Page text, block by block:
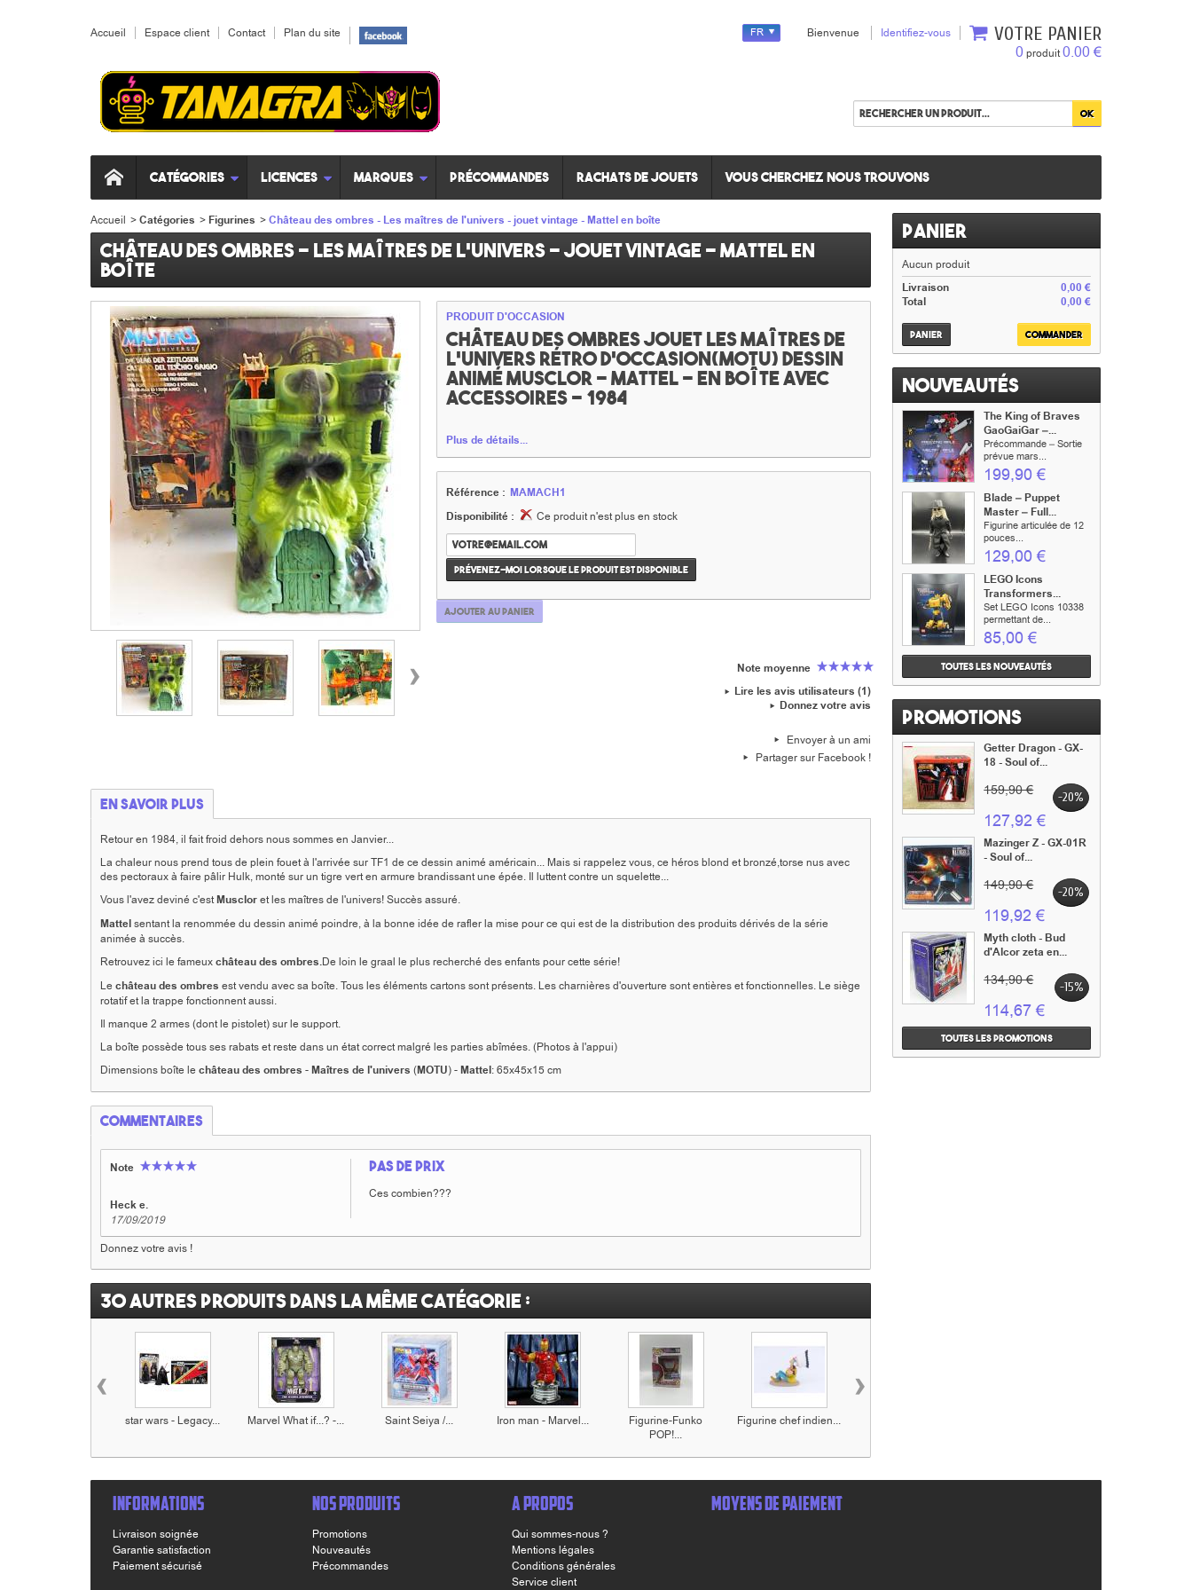
Accueil Espace client Contact Plan du site Bienvenue Identifiez-vous VOTRE PANIER
0 produit0.00 €
FR
Catégories Licences Marques Précommandes Rachats de jouets Vous cherchez nous trouvons
Accueil >Catégories > Figurines >Château des ombres - Les maîtres de l'univers - jouet vintage - Mattel en boîte
Château des ombres - Les maîtres de l'univers - jouet vintage - Mattel en
boîte
›
PRODUIT D'OCCASION
Château des ombres jouet Les maîtres de
l'univers rétro d'occasion(MOTU) dessin
animé Musclor - Mattel - en boîte avec
accessoires - 1984
Plus de détails...
Référence : MAMACH1
Disponibilité :
Ce produit n'est plus en stock
Prévenez-moi lorsque le produit est disponible
Ajouter au panier
Note moyenne
Lire les avis utilisateurs (1)
Donnez votre avis
Envoyer à un ami
Partager sur Facebook !
En savoir plus
Retour en 1984, il fait froid dehors nous sommes en Janvier...
La chaleur nous prend tous de plein fouet à l'arrivée sur TF1 de ce dessin animé américain... Mais si rappelez vous, ce héros blond et bronzé,torse nus avec
des pectoraux à faire pâlir Hulk, monté sur un tigre vert en armure brandissant une épée. Il luttent contre un squelette...
Vous l'avez deviné c'estMuscloret les maîtres de l'univers! Succès assuré.
Mattelsentant la renommée du dessin animé poindre, à la bonne idée de rafler la mise pour ce qui est de la distribution des produits dérivés de la série
animée à succès.
Retrouvez ici le fameuxchâteau des ombres.De loin le graal le plus recherché des enfants pour cette série!
Lechâteau des ombres est vendu avec sa boîte. Tous les éléments cartons sont présents. Les charnières d'ouverture sont entières et fonctionnelles. Le siège
rotatif et la trappe fonctionnent aussi.
Il manque 2 armes (dont le pistolet) sur le support.
La boîte possède tous ses rabats et reste dans un état correct malgré les parties abîmées. (Photos à l'appui)
Dimensions boîte lechâteau des ombres -Maîtres de l'univers (MOTU) -Mattel: 65x45x15 cm
Commentaires
Note
Heck e.
17/09/2019
Pas de prix
Ces combien???
Donnez votre avis !
30 autres produits dans la même catégorie :
star wars - Legacy... Marvel What if...? -... Saint Seiya /... Iron man - Marvel...
Figurine-Funko
POP!...
Figurine chef indien...
‹ ›
Panier
Aucun produit
0,00 €
Livraison
0,00 €
Total
Panier Commander
Nouveautés
The King of Braves
GaoGaiGar –...
Précommande – Sortie
prévue mars...
199,90 €
Blade – Puppet
Master – Full...
Figurine articulée de 12
pouces...
129,00 €
LEGO Icons
Transformers...
Set LEGO Icons 10338
permettant de...
85,00 €
Toutes les nouveautés
Promotions
Getter Dragon - GX-
18 - Soul of...
159,90 € -20%
127,92 €
Mazinger Z - GX-01R
- Soul of...
149,90 € -20%
119,92 €
Myth cloth - Bud
d'Alcor zeta en...
134,90 € -15%
114,67 €
Toutes les promotions
INFORMATIONS
Livraison soignée
Garantie satisfaction
Paiement sécurisé
NOS PRODUITS
Promotions
Nouveautés
Précommandes
A PROPOS
Qui sommes-nous ?
Mentions légales
Conditions générales
Service client
MOYENS DE PAIEMENT